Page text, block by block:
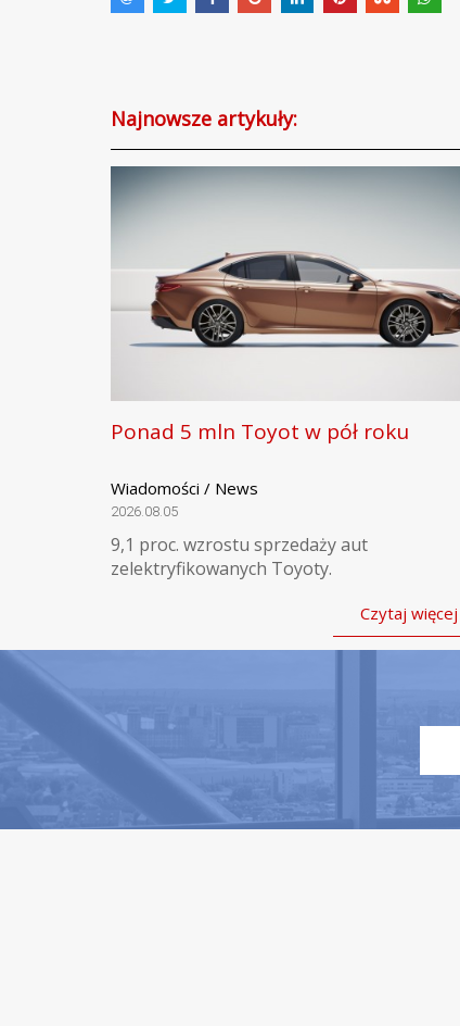
Najnowsze artykuły:
Ponad 5 mln Toyot w pół roku
Wiadomości / News
2026.08.05
9,1 proc. wzrostu sprzedaży aut
zelektryfikowanych Toyoty.
Czytaj więcej